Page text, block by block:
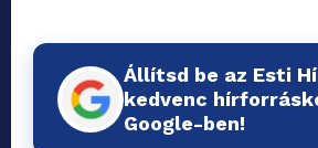
Állítsd be az Esti
kedvenc
Google-ben!